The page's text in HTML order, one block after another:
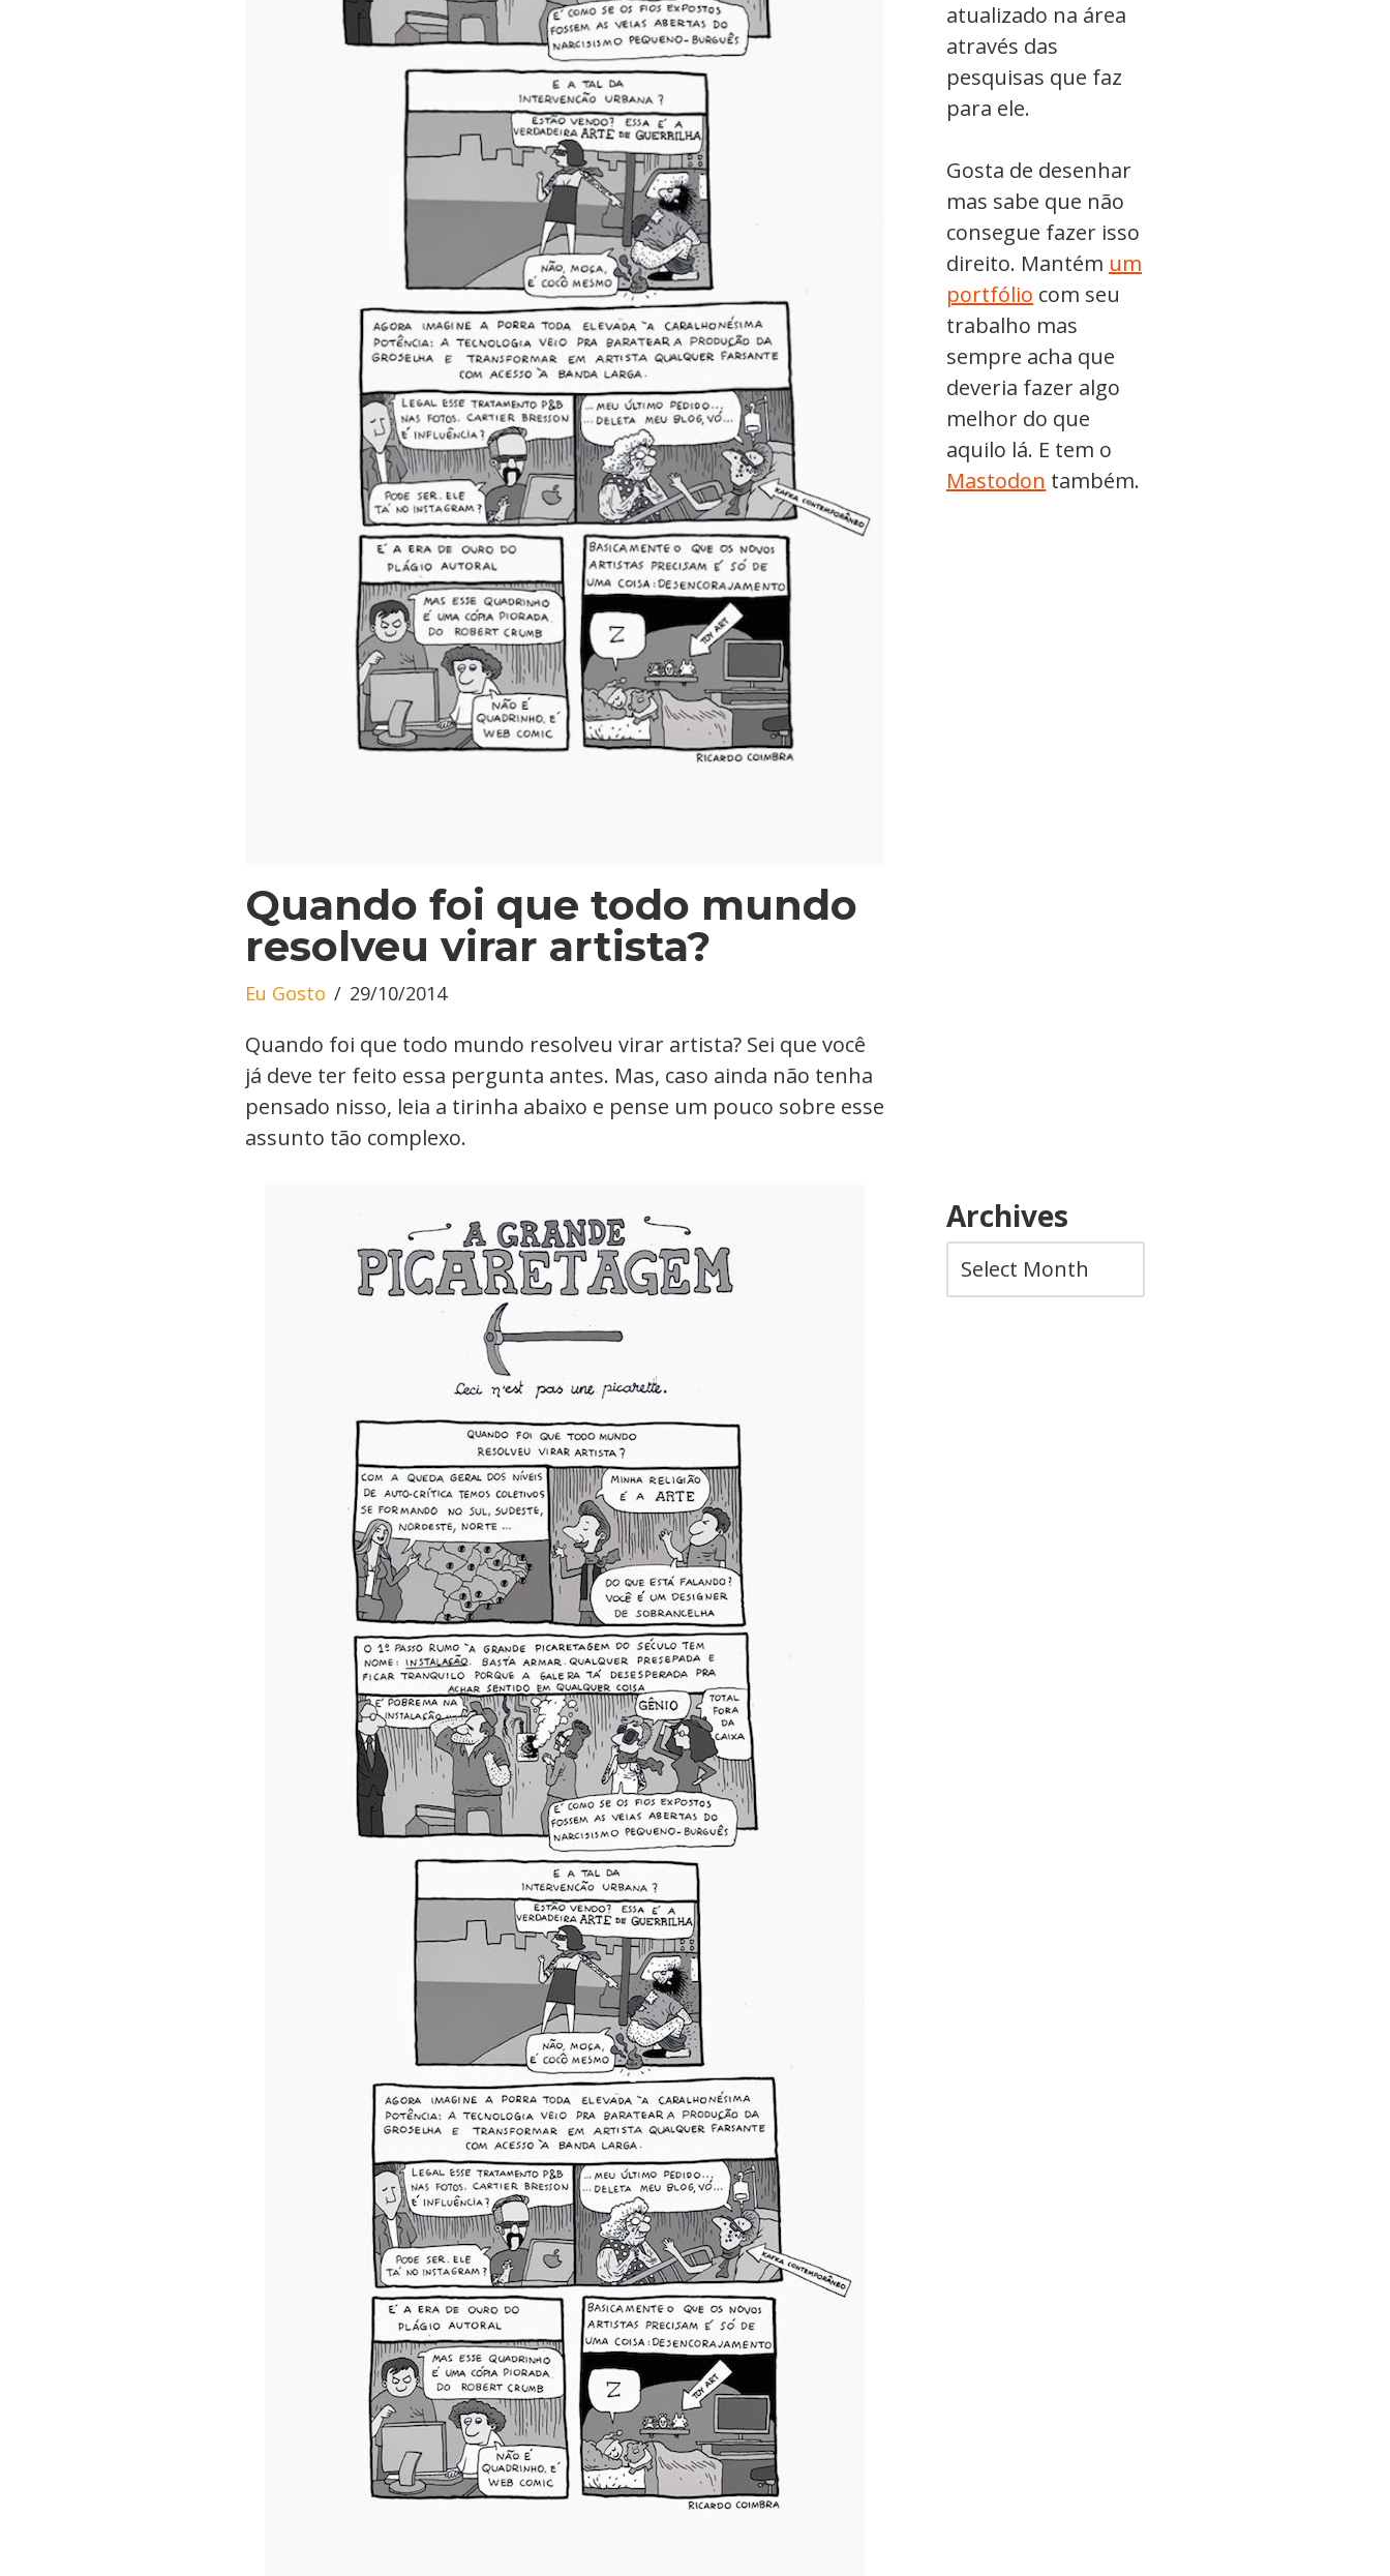
Quando foi que todo mundo
resolveu virar artista?
Eu Gosto 29/10/2014
Quando foi que todo mundo resolveu virar artista? Sei que você
já deve ter feito essa pergunta antes. Mas, caso ainda não tenha
pensado nisso, leia a tirinha abaixo e pense um pouco sobre esse
assunto tão complexo.
atualizado na área
através das
pesquisas que faz
para ele.
Gosta de desenhar
mas sabe que não
consegue fazer isso
direito. Mantém um
portfólio com seu
trabalho mas
sempre acha que
deveria fazer algo
melhor do que
aquilo lá. E tem o
Mastodon também.
Archives